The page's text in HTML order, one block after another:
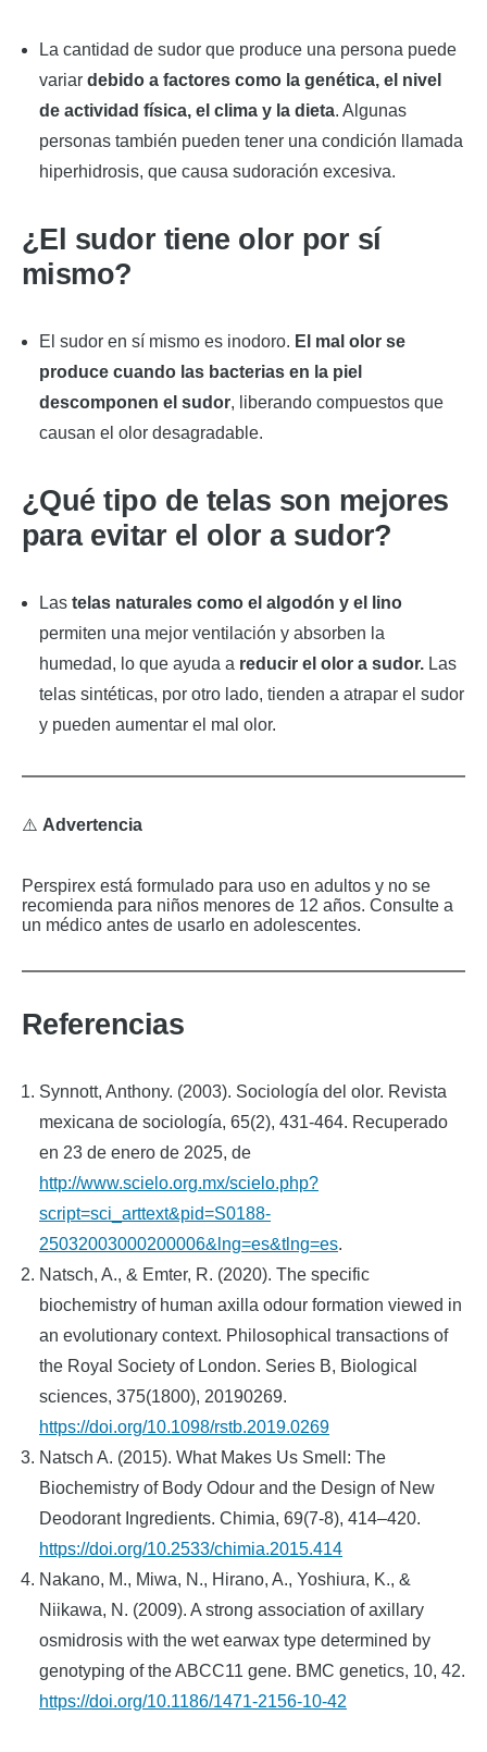
La cantidad de sudor que produce una persona puede
variar debido a factores como la genética, el nivel
de actividad física, el clima y la dieta. Algunas
personas también pueden tener una condición llamada
hiperhidrosis, que causa sudoración excesiva.
¿El sudor tiene olor por sí
mismo?
El sudor en sí mismo es inodoro. El mal olor se
produce cuando las bacterias en la piel
descomponen el sudor, liberando compuestos que
causan el olor desagradable.
¿Qué tipo de telas son mejores
para evitar el olor a sudor?
Las telas naturales como el algodón y el lino
permiten una mejor ventilación y absorben la
humedad, lo que ayuda a reducir el olor a sudor. Las
telas sintéticas, por otro lado, tienden a atrapar el sudor
y pueden aumentar el mal olor.
⚠️ Advertencia
Perspirex está formulado para uso en adultos y no se
recomienda para niños menores de 12 años. Consulte a
un médico antes de usarlo en adolescentes.
Referencias
Synnott, Anthony. (2003). Sociología del olor. Revista
mexicana de sociología, 65(2), 431-464. Recuperado
en 23 de enero de 2025, de
http://www.scielo.org.mx/scielo.php?
script=sci_arttext&pid=S0188-
25032003000200006&lng=es&tlng=es.
Natsch, A., & Emter, R. (2020). The specific
biochemistry of human axilla odour formation viewed in
an evolutionary context. Philosophical transactions of
the Royal Society of London. Series B, Biological
sciences, 375(1800), 20190269.
https://doi.org/10.1098/rstb.2019.0269
Natsch A. (2015). What Makes Us Smell: The
Biochemistry of Body Odour and the Design of New
Deodorant Ingredients. Chimia, 69(7-8), 414–420.
https://doi.org/10.2533/chimia.2015.414
Nakano, M., Miwa, N., Hirano, A., Yoshiura, K., &
Niikawa, N. (2009). A strong association of axillary
osmidrosis with the wet earwax type determined by
genotyping of the ABCC11 gene. BMC genetics, 10, 42.
https://doi.org/10.1186/1471-2156-10-42